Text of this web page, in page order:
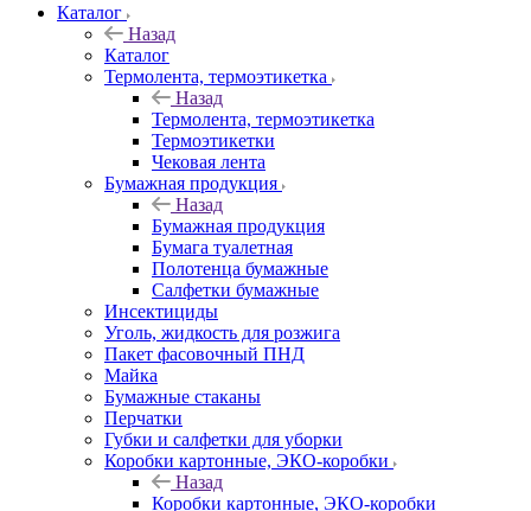
Каталог
Назад
Каталог
Термолента, термоэтикетка
Назад
Термолента, термоэтикетка
Термоэтикетки
Чековая лента
Бумажная продукция
Назад
Бумажная продукция
Бумага туалетная
Полотенца бумажные
Салфетки бумажные
Инсектициды
Уголь, жидкость для розжига
Пакет фасовочный ПНД
Майка
Бумажные стаканы
Перчатки
Губки и салфетки для уборки
Коробки картонные, ЭКО-коробки
Назад
Коробки картонные, ЭКО-коробки